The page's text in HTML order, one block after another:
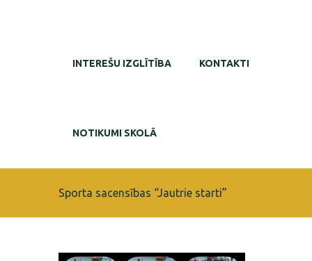
INTEREŠU IZGLĪTĪBA KONTAKTI
NOTIKUMI SKOLĀ
Sporta sacensības “Jautrie starti”